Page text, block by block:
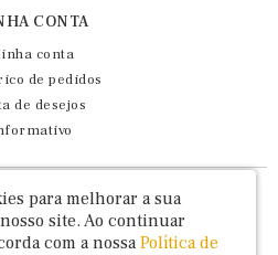
CONTA
conta
de pedidos
de desejos
- CNPJ: 60.458.825/0001-86
- Brás - São Paulo / SP - CEP 03016-030
para melhorar a sua
site. Ao continuar
com a nossa Política de